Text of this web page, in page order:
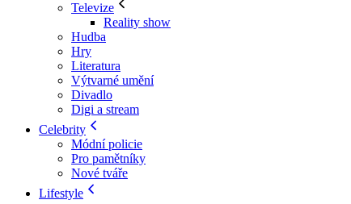
Televize
Reality show
Hudba
Hry
Literatura
Výtvarné umění
Divadlo
Digi a stream
Celebrity
Módní policie
Pro pamětníky
Nové tváře
Lifestyle